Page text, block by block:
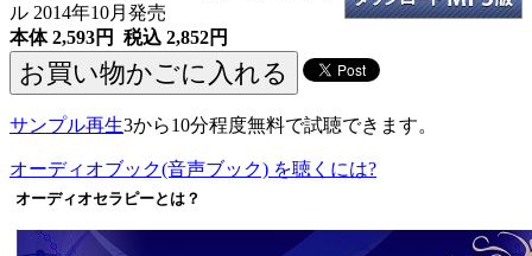
ル 2014年10月発売
本体 2,593円 税込 2,852円
サンプル再生3から10分程度無料で試聴できます。
オーディオブック(音声ブック) を聴くには?
オーディオセラピーとは？